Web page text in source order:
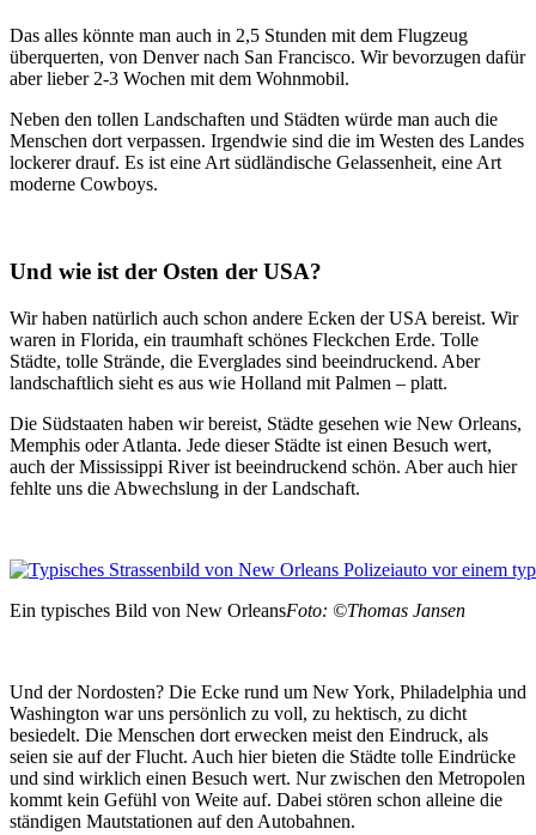
Das alles könnte man auch in 2,5 Stunden mit dem Flugzeug
überquerten, von Denver nach San Francisco. Wir bevorzugen dafür
aber lieber 2-3 Wochen mit dem Wohnmobil.
Neben den tollen Landschaften und Städten würde man auch die
Menschen dort verpassen. Irgendwie sind die im Westen des Landes
lockerer drauf. Es ist eine Art südländische Gelassenheit, eine Art
moderne Cowboys.
Und wie ist der Osten der USA?
Wir haben natürlich auch schon andere Ecken der USA bereist. Wir
waren in Florida, ein traumhaft schönes Fleckchen Erde. Tolle
Städte, tolle Strände, die Everglades sind beeindruckend. Aber
landschaftlich sieht es aus wie Holland mit Palmen – platt.
Die Südstaaten haben wir bereist, Städte gesehen wie New Orleans,
Memphis oder Atlanta. Jede dieser Städte ist einen Besuch wert,
auch der Mississippi River ist beeindruckend schön. Aber auch hier
fehlte uns die Abwechslung in der Landschaft.
Ein typisches Bild von New OrleansFoto: ©Thomas Jansen
Und der Nordosten? Die Ecke rund um New York, Philadelphia und
Washington war uns persönlich zu voll, zu hektisch, zu dicht
besiedelt. Die Menschen dort erwecken meist den Eindruck, als
seien sie auf der Flucht. Auch hier bieten die Städte tolle Eindrücke
und sind wirklich einen Besuch wert. Nur zwischen den Metropolen
kommt kein Gefühl von Weite auf. Dabei stören schon alleine die
ständigen Mautstationen auf den Autobahnen.